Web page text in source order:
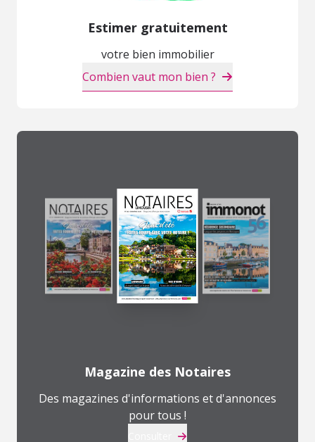
Estimer gratuitement
votre bien immobilier
Combien vaut mon bien ?
Magazine des Notaires
Des magazines d'informations et d'annonces
pour tous !